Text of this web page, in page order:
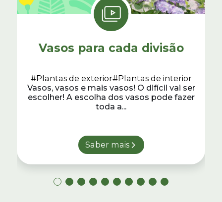
Vasos para cada divisão
#Plantas de exterior#Plantas de interior
Vasos, vasos e mais vasos! O difícil vai ser
escolher! A escolha dos vasos pode fazer
toda a...
Saber mais